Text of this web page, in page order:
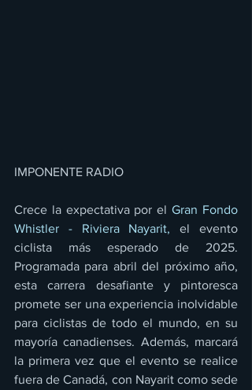
IMPONENTE RADIO
Crece la expectativa por el Gran Fondo
Whistler - Riviera Nayarit, el evento
ciclista más esperado de 2025.
Programada para abril del próximo año,
esta carrera desafiante y pintoresca
promete ser una experiencia inolvidable
para ciclistas de todo el mundo, en su
mayoría canadienses. Además, marcará
la primera vez que el evento se realice
fuera de Canadá, con Nayarit como sede